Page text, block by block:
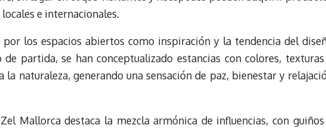
e internacionales.
por los espacios abiertos como inspiración y la tendencia del
partida, se han conceptualizado estancias con colores,
la naturaleza, generando una sensación de paz, bienestar y
Mallorca destaca la mezcla armónica de influencias, con